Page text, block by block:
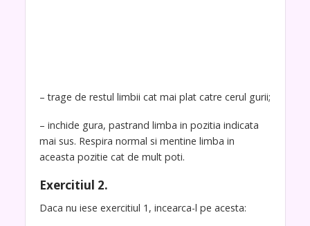
– trage de restul limbii cat mai plat catre cerul gurii;
– inchide gura, pastrand limba in pozitia indicata
mai sus. Respira normal si mentine limba in
aceasta pozitie cat de mult poti.
Exercitiul 2.
Daca nu iese exercitiul 1, incearca-l pe acesta: